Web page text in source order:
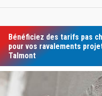
Bénéficiez des tarifs pas
pour vos ravalements
Talmont